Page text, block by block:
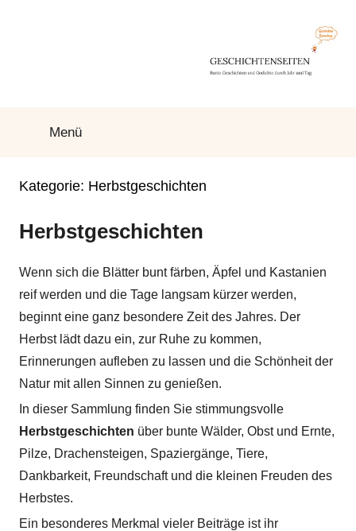
Jahr
Tag
Menü
Kategorie: Herbstgeschichten
Herbstgeschichten
Wenn sich die Blätter bunt färben, Äpfel und Kastanien
reif werden und die Tage langsam kürzer werden,
beginnt eine ganz besondere Zeit des Jahres. Der
Herbst lädt dazu ein, zur Ruhe zu kommen,
Erinnerungen aufleben zu lassen und die Schönheit der
Natur mit allen Sinnen zu genießen.
In dieser Sammlung finden Sie stimmungsvolle
Herbstgeschichten über bunte Wälder, Obst und Ernte,
Pilze, Drachensteigen, Spaziergänge, Tiere,
Dankbarkeit, Freundschaft und die kleinen Freuden des
Herbstes.
Ein besonderes Merkmal vieler Beiträge ist ihr